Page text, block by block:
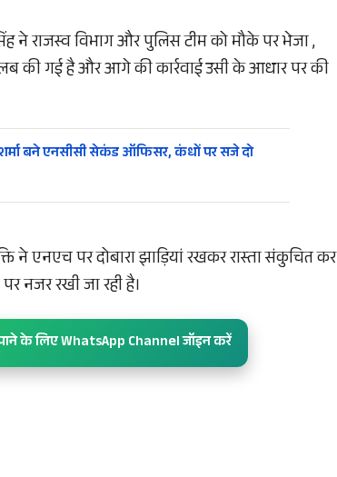
ने राजस्व विभाग और पुलिस टीम को मौके पर भेजा ,
की गई है और आगे की कार्रवाई उसी के आधार पर की
बने एनसीसी सेकंड ऑफिसर, कंधों पर सजे दो
ने एनएच पर दोबारा झाड़ियां रखकर रास्ता संकुचित कर
नजर रखी जा रही है।
के लिए WhatsApp Channel जॉइन करें